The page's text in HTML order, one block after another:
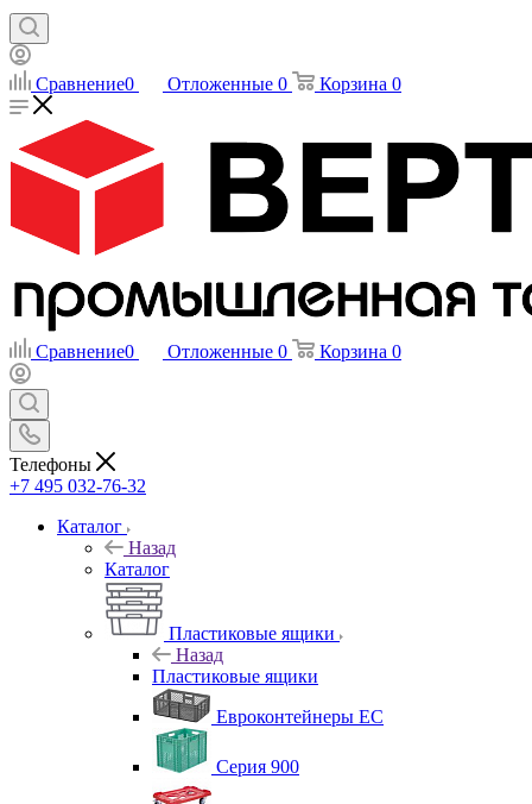
Сравнение0 Отложенные 0 Корзина 0
Сравнение0 Отложенные 0 Корзина 0
Телефоны
+7 495 032-76-32
Каталог
Назад
Каталог
Пластиковые ящики
Назад
Пластиковые ящики
Евроконтейнеры ЕС
Серия 900